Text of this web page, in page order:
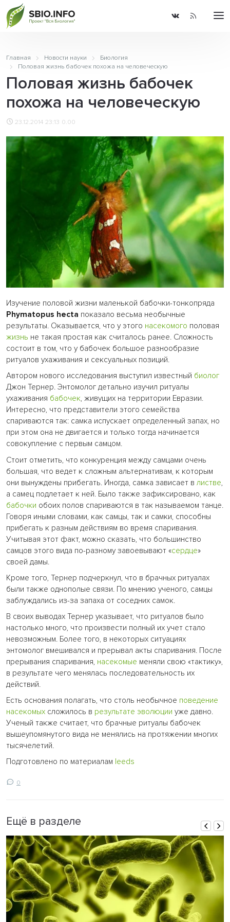
Главная Новости науки
Биология
Половая жизнь бабочек похожа на человеческую
Половая жизнь бабочек
похожа на человеческую
23.12.2014 23:13 0.00
Изучение половой жизни маленькой бабочки-тонкопряда
Phymatopus hecta показало весьма необычные
результаты. Оказывается, что у этого насекомого половая
жизнь не такая простая как считалось ранее. Сложность
состоит в том, что у бабочек большое разнообразие
ритуалов ухаживания и сексуальных позиций.
Автором нового исследования выступил известный биолог
Джон Тернер. Энтомолог детально изучил ритуалы
ухаживания бабочек, живущих на территории Евразии.
Интересно, что представители этого семейства
спариваются так: самка испускает определенный запах, но
при этом она не двигается и только тогда начинается
совокупление с первым самцом.
Стоит отметить, что конкуренция между самцами очень
большая, что ведет к сложным альтернативам, к которым
они вынуждены прибегать. Иногда, самка зависает в листве,
а самец подлетает к ней. Было также зафиксировано, как
бабочки обоих полов спариваются в так называемом танце.
Говоря иными словами, как самцы, так и самки, способны
прибегать к разным действиям во время спаривания.
Учитывая этот факт, можно сказать, что большинство
самцов этого вида по-разному завоевывают «сердце»
своей дамы.
Кроме того, Тернер подчеркнул, что в брачных ритуалах
были также однополые связи. По мнению ученого, самцы
заблуждались из-за запаха от соседних самок.
В своих выводах Тернер указывает, что ритуалов было
настолько много, что произвести полный их учет стало
невозможным. Более того, в некоторых ситуациях
энтомолог вмешивался и прерывал акты спаривания. После
прерывания спаривания, насекомые меняли свою «тактику»,
в результате чего менялась последовательность их
действий.
Есть основания полагать, что столь необычное поведение
насекомых сложилось в результате эволюции уже давно.
Ученый также считает, что брачные ритуалы бабочек
вышеупомянутого вида не менялись на протяжении многих
тысячелетий.
Подготовлено по материалам leeds
0
Ещё в разделе